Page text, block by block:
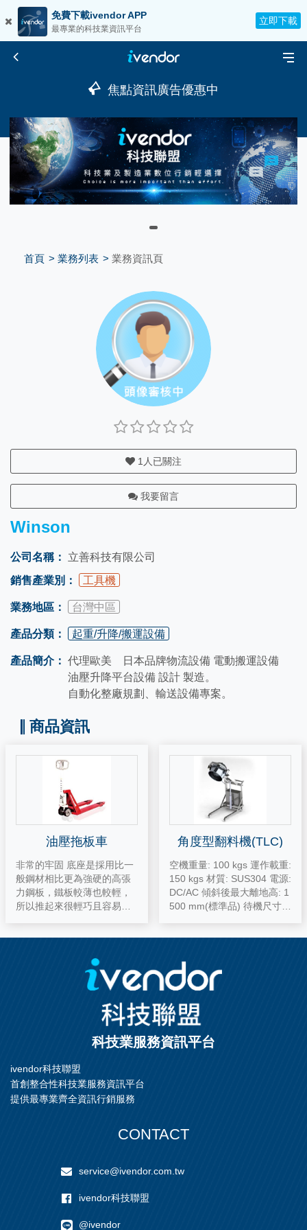
免費下載ivendor APP
最專業的科技業資訊平台
立即下載
焦點資訊廣告優惠中
首頁 業務列表 業務資訊頁
1 人已關注
我要留言
Winson
公司名稱：
立善科技有限公司
銷售產業別：
工具機
業務地區： 台灣中區
產品分類： 起重/升降/搬運設備
產品簡介： 代理歐美 日本品牌物流設備 電動搬運設備
油壓升降平台設備 設計 製造。
自動化整廠規劃、輸送設備專案。
商品資訊
油壓拖板車
非常的牢固 底座是採用比一
般鋼材相比更為強硬的高張
力鋼板，鐵板較薄也較輕，
所以推起來很輕巧且容易
的情況發生。 考慮到使用環
境，特殊環境也可以使用 為
了保護我們的地球，所以我
們一律使用無鉛材料塗裝；
而且針對-15度C的冷凍業
者，也可以使用該產品。 固
定機種皆有庫存，故交期短
商品，台灣皆有庫存。 日本
地區，指標性品牌 在日本市
佔率達8成以上，累計販賣台
用兩個止推軸承所組成的，
操作性仍良好。而且
角度型翻料機(TLC)
空機重量: 100 kgs 運作載重:
150 kgs 材質: SUS304 電源:
DC/AC 傾斜後最大離地高: 1
500 mm(標準品) 待機尺寸:
重量：150 公斤
科技業服務資訊平台
ivendor科技聯盟
首創整合性科技業服務資訊平台
提供最專業齊全資訊行銷服務
CONTACT
service@ivendor.com.tw
ivendor科技聯盟
@ivendor